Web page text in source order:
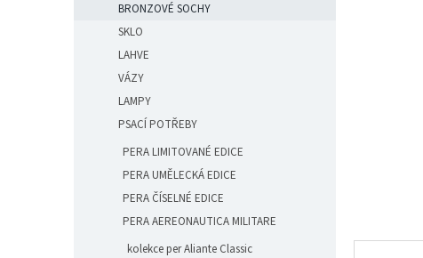
BRONZOVÉ SOCHY
SKLO
LAHVE
VÁZY
LAMPY
PSACÍ POTŘEBY
PERA LIMITOVANÉ EDICE
PERA UMĚLECKÁ EDICE
PERA ČÍSELNÉ EDICE
PERA AEREONAUTICA MILITARE
kolekce per Aliante Classic